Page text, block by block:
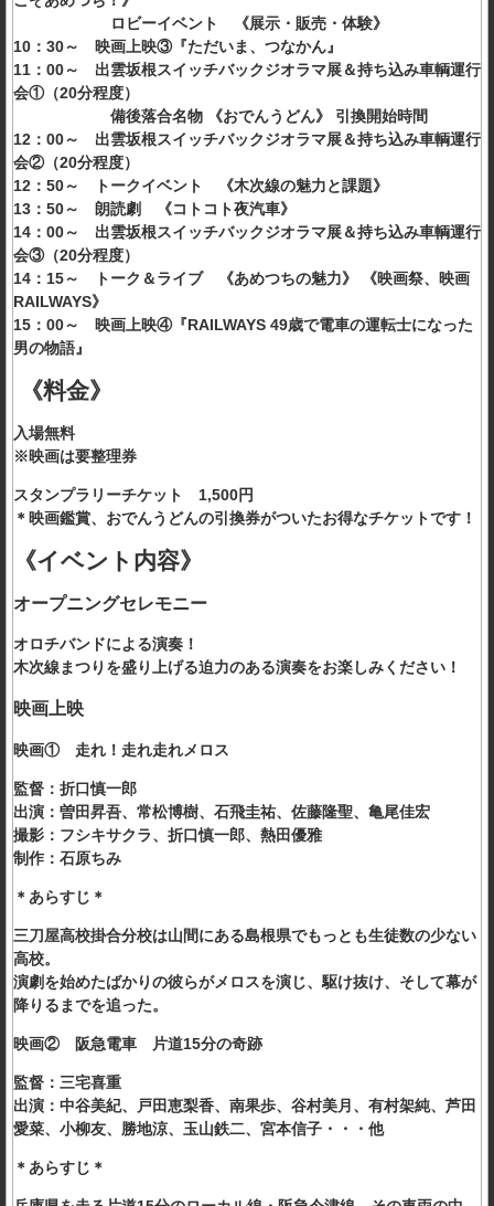
ロビーイベント 《展示・販売・体験》
10：30～ 映画上映③『ただいま、つなかん』
11：00～ 出雲坂根スイッチバックジオラマ展＆持ち込み車輌運行
会①（20分程度）
備後落合名物 《おでんうどん》 引換開始時間
12：00～ 出雲坂根スイッチバックジオラマ展＆持ち込み車輌運行
会②（20分程度）
12：50～ トークイベント 《木次線の魅力と課題》
13：50～ 朗読劇 《コトコト夜汽車》
14：00～ 出雲坂根スイッチバックジオラマ展＆持ち込み車輌運行
会③（20分程度）
14：15～ トーク＆ライブ 《あめつちの魅力》 《映画祭、映画
RAILWAYS》
15：00～ 映画上映④『RAILWAYS 49歳で電車の運転士になった
男の物語』
《料金》
入場無料
※映画は要整理券
スタンプラリーチケット 1,500円
＊映画鑑賞、おでんうどんの引換券がついたお得なチケットです！
《イベント内容》
オープニングセレモニー
オロチバンドによる演奏！
木次線まつりを盛り上げる迫力のある演奏をお楽しみください！
映画上映
映画① 走れ！走れ走れメロス
監督：折口慎一郎
出演：曽田昇吾、常松博樹、石飛圭祐、佐藤隆聖、亀尾佳宏
撮影：フシキサクラ、折口慎一郎、熱田優雅
制作：石原ちみ
＊あらすじ＊
三刀屋高校掛合分校は山間にある島根県でもっとも生徒数の少ない
高校。
演劇を始めたばかりの彼らがメロスを演じ、駆け抜け、そして幕が
降りるまでを追った。
映画② 阪急電車 片道15分の奇跡
監督：三宅喜重
出演：中谷美紀、戸田恵梨香、南果歩、谷村美月、有村架純、芦田
愛菜、小柳友、勝地涼、玉山鉄二、宮本信子・・・他
＊あらすじ＊